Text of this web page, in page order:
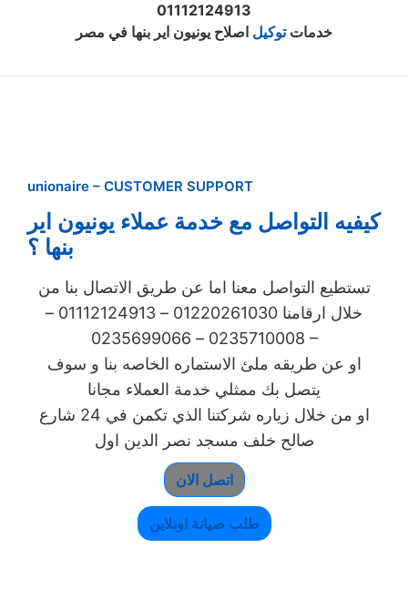
01112124913
خدماتتوكيل اصلاح يونيون اير بنها في مصر
unionaire – CUSTOMER SUPPORT
كيفيه التواصل مع خدمة عملاء يونيون اير
بنها ؟
تستطيع التواصل معنا اما عن طريق الاتصال بنا من
خلال ارقامنا 01220261030 – 01112124913 –
0235710008 – 0235699066 –
او عن طريقه ملئ الاستماره الخاصه بنا و سوف
يتصل بك ممثلي خدمة العملاء مجانا
او من خلال زياره شركتنا الذي تكمن في 24 شارع
صالح خلف مسجد نصر الدين اول
اتصل الان
طلب صيانة اونلاين